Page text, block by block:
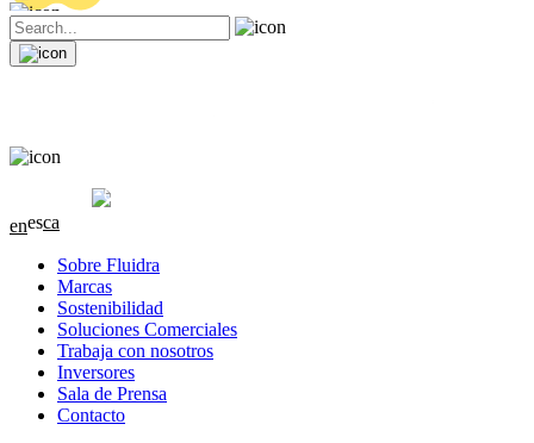
0.04 (+0.2%)
enesca
Sobre Fluidra
Marcas
Sostenibilidad
Soluciones Comerciales
Trabaja con nosotros
Inversores
Sala de Prensa
Contacto